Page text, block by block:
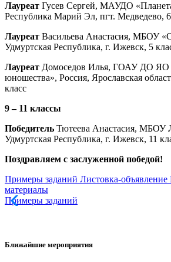
Лауреат Гусев Сергей, МАУДО «Планета
Республика Марий Эл, пгт. Медведево, 6
Лауреат Васильева Анастасия, МБОУ
Удмуртская Республика, г. Ижевск, 5
Лауреат Домоседов Илья, ГОАУ ДО ЯО
юношества», Россия, Ярославская
класс
9 – 11 классы
Победитель Тютеева Анастасия, МБОУ
Удмуртская Республика, г. Ижевск, 11
Поздравляем с заслуженной победой!
Примеры заданий Листовка-объявление
материалы
Примеры заданий
Ближайшие мероприятия